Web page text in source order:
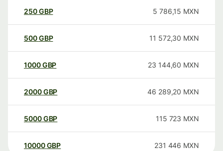
250GBP 5 786,15 MXN
500GBP 11 572,30 MXN
1000GBP 23 144,60 MXN
2000GBP 46 289,20 MXN
5000GBP 115 723 MXN
10000 GBP 231 446 MXN